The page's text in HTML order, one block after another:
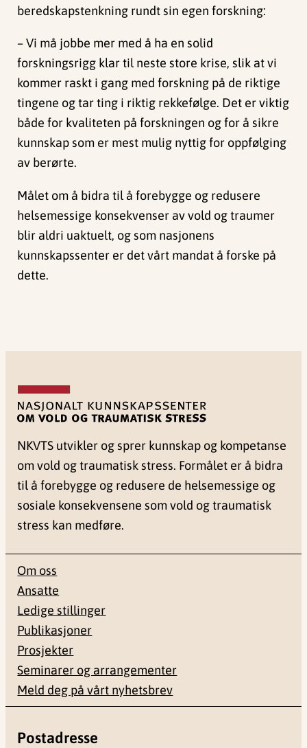
beredskapstenkning rundt sin egen forskning:
– Vi må jobbe mer med å ha en solid
forskningsrigg klar til neste store krise, slik at vi
kommer raskt i gang med forskning på de riktige
tingene og tar ting i riktig rekkefølge. Det er viktig
både for kvaliteten på forskningen og for å sikre
kunnskap som er mest mulig nyttig for oppfølging
av berørte.
Målet om å bidra til å forebygge og redusere
helsemessige konsekvenser av vold og traumer
blir aldri uaktuelt, og som nasjonens
kunnskapssenter er det vårt mandat å forske på
dette.
NKVTS utvikler og sprer kunnskap og kompetanse
om vold og traumatisk stress. Formålet er å bidra
til å forebygge og redusere de helsemessige og
sosiale konsekvensene som vold og traumatisk
stress kan medføre.
Om oss
Ansatte
Ledige stillinger
Publikasjoner
Prosjekter
Seminarer og arrangementer
Meld deg på vårt nyhetsbrev
Postadresse